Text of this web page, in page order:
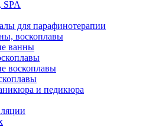
SPA
для парафинотерапии
воскоплавы
ванны
воскоплавы
и педикюра